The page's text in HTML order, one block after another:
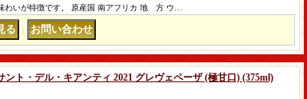
わいが特徴です。 原産国 南アフリカ 地 方 ウ…
ト・デル・キアンティ 2021 グレヴェペーザ (極甘口) (375ml)